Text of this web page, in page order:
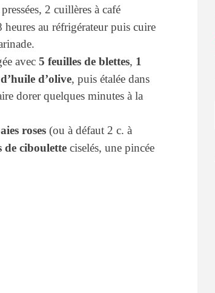
pressées, 2 cuillères à café
au réfrigérateur puis cuire
avec 5 feuilles de blettes, 1
d’olive, puis étalée dans
dorer quelques minutes à la
roses (ou à défaut 2 c. à
de ciboulette ciselés, une pincée